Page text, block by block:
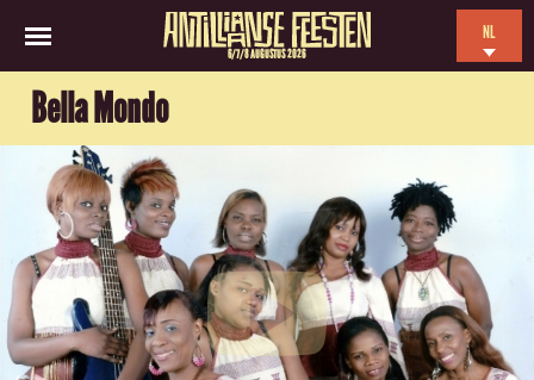
6/7/8 AUGUSTUS 2026
NL
Bella Mondo